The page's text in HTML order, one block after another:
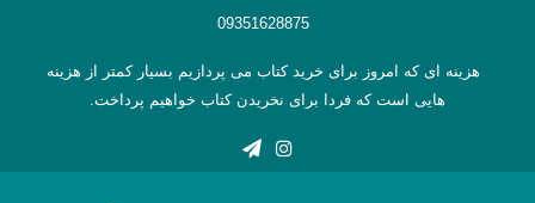
09351628875
هزینه ای که امروز برای خرید کتاب می پردازیم بسیار کمتر از هزینه
هایی است که فردا برای نخریدن کتاب خواهیم پرداخت.